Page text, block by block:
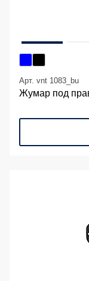
Арт. vnt 1083_bu
Жумар под